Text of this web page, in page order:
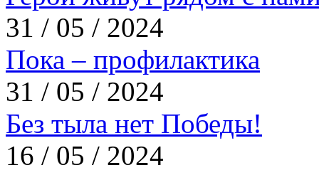
31 / 05 / 2024
Пока – профилактика
31 / 05 / 2024
Без тыла нет Победы!
16 / 05 / 2024